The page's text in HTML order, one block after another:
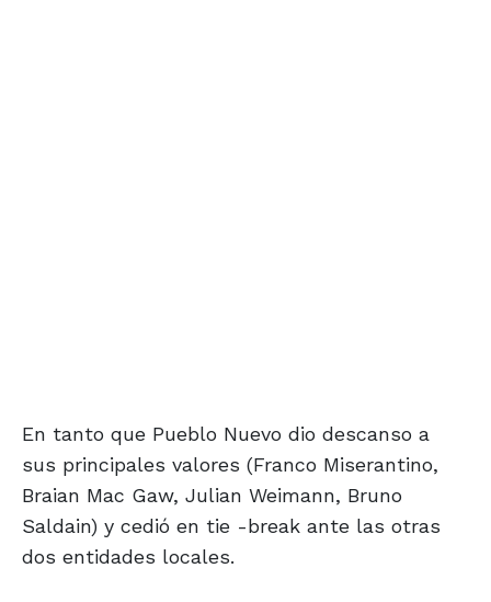
En tanto que Pueblo Nuevo dio descanso a
sus principales valores (Franco Miserantino,
Braian Mac Gaw, Julian Weimann, Bruno
Saldain) y cedió en tie -break ante las otras
dos entidades locales.